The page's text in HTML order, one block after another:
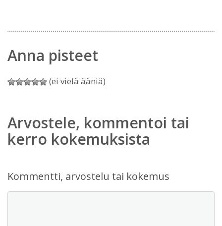
Anna pisteet
(ei vielä ääniä)
Arvostele, kommentoi tai
kerro kokemuksista
Kommentti, arvostelu tai kokemus